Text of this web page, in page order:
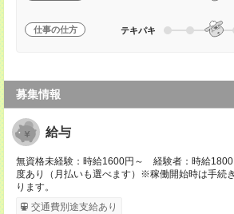
仕事の仕方 テキパキ
募集情報
給与
無資格未経験：時給1600円～ 経験者：時給
度あり（月払いも選べます）※稼働開始時は手続
ります。
交通費別途支給あり